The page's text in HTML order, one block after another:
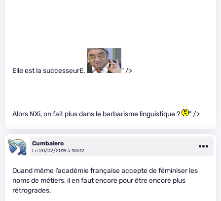
Elle est la successeurE. " />
Alors NXi, on fait plus dans le barbarisme linguistique ? " />
Cumbalero
Le 20/02/2019 à 10h12
Quand même l’académie française accepte de féminiser les
noms de métiers, il en faut encore pour être encore plus
rétrogrades.